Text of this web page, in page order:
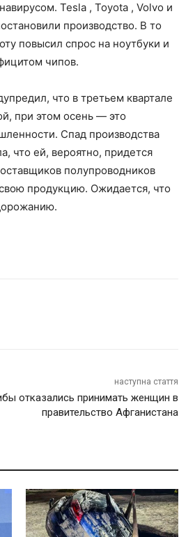
Tesla , Toyota , Volvo и
производство. В то
повысил спрос на ноутбуки и
чипов.
что в третьем квартале
при этом осень — это
Спад производства
что ей, вероятно, придется
полупроводников
продукцию. Ожидается, что
наступна стаття
отказались принимать женщин в
правительство Афганистана